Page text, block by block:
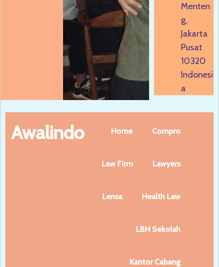
Menten
g,
Jakarta
Pusat
10320
Indonesi
a
Awalindo Home Compro
Law Firm Lawyers
Lensa Health Law
LBH Sekolah
Kantor Cabang